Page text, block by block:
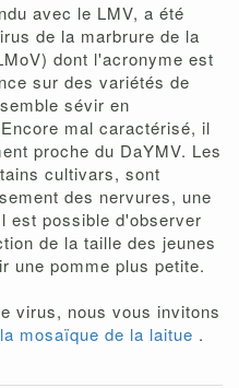
avec le LMV, a été
de la marbrure de la
dont l'acronyme est
sur des variétés de
sévir en
mal caractérisé, il
proche du DaYMV. Les
cultivars, sont
des nervures, une
est possible d'observer
de la taille des jeunes
une pomme plus petite.
virus, nous vous invitons
mosaïque de la laitue .